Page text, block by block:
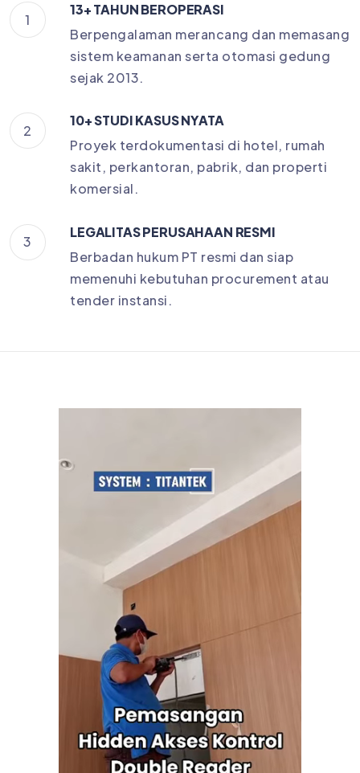
1
13+ TAHUN BEROPERASI
Berpengalaman merancang dan memasang
sistem keamanan serta otomasi gedung
sejak 2013.
2
10+ STUDI KASUS NYATA
Proyek terdokumentasi di hotel, rumah
sakit, perkantoran, pabrik, dan properti
komersial.
3
LEGALITAS PERUSAHAAN RESMI
Berbadan hukum PT resmi dan siap
memenuhi kebutuhan procurement atau
tender instansi.